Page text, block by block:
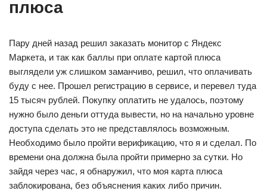
плюса
Пару дней назад решил заказать монитор с Яндекс
Маркета, и так как баллы при оплате картой плюса
выглядели уж слишком заманчиво, решил, что оплачивать
буду с нее. Прошел регистрацию в сервисе, и перевел туда
15 тысяч рублей. Покупку оплатить не удалось, поэтому
нужно было деньги оттуда вывести, но на начально уровне
доступа сделать это не представлялось возможным.
Необходимо было пройти верификацию, что я и сделал. По
времени она должна была пройти примерно за сутки. Но
зайдя через час, я обнаружил, что моя карта плюса
заблокирована, без объяснения каких либо причин.